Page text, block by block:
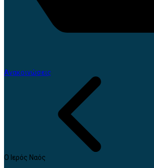
Ανακοινώσεις
Ο Ιερός Ναός